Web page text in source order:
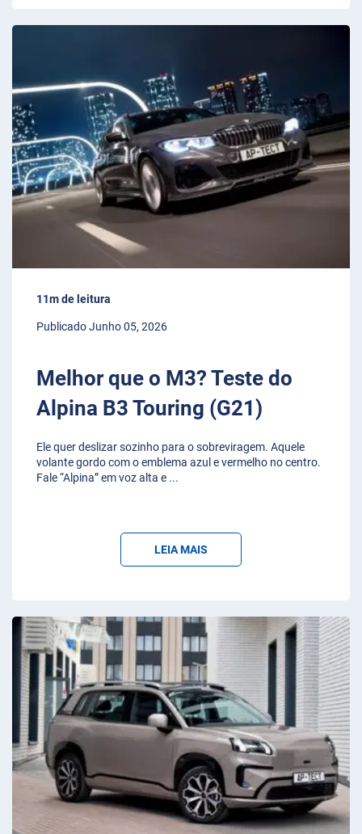
11m de leitura
Publicado Junho 05, 2026
Melhor que o M3? Teste do
Alpina B3 Touring (G21)
Ele quer deslizar sozinho para o sobreviragem. Aquele
volante gordo com o emblema azul e vermelho no centro.
Fale “Alpina” em voz alta e ...
LEIA MAIS